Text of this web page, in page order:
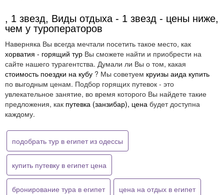
, 1 звезд, Виды отдыха - 1 звезд - цены ниже,
чем у туроператоров
Наверняка Вы всегда мечтали посетить такое место, как
хорватия - горящий тур Вы сможете найти и приобрести на
сайте нашего турагентства. Думали ли Вы о том, какая
стоимость поездки на кубу ? Мы советуем круизы аида купить
по выгодным ценам. Подбор горящих путевок - это
увлекательное занятие, во время которого Вы найдете такие
предложения, как путевка (занзибар), цена будет доступна
каждому.
подобрать тур в египет из одессы
купить путевку в египет цена
бронирование тура в египет цена на отдых в египет